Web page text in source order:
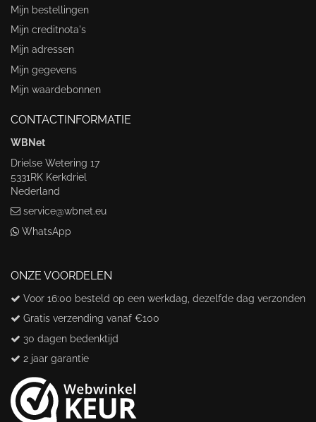
Mijn bestellingen
Mijn creditnota's
Mijn adressen
Mijn gegevens
Mijn waardebonnen
CONTACTINFORMATIE
WBNet
Drielse Wetering 17
5331RK Kerkdriel
Nederland
service@wbnet.eu
WhatsApp
ONZE VOORDELEN
Voor 16:00 besteld op een werkdag, dezelfde dag verzonden
Gratis verzending vanaf €100
30 dagen bedenktijd
2 jaar garantie